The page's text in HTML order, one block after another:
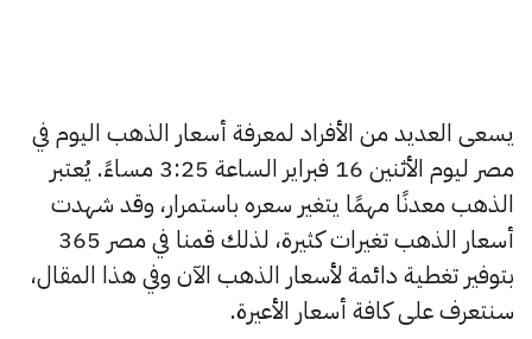
يسعى العديد من الأفراد لمعرفة أسعار الذهب اليوم في
مصر ليوم الأثنين 16 فبراير الساعة 3:25 مساءً. يُعتبر
الذهب معدنًا مهمًا يتغير سعره باستمرار، وقد شهدت
أسعار الذهب تغيرات كثيرة، لذلك قمنا في مصر 365
بتوفير تغطية دائمة لأسعار الذهب الآن وفي هذا المقال،
سنتعرف على كافة أسعار الأعيرة.